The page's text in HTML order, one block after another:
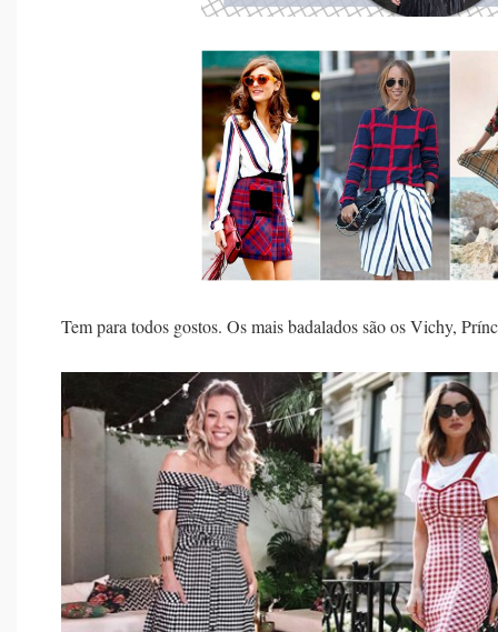
Tem para todos gostos. Os mais badalados são os Vichy,